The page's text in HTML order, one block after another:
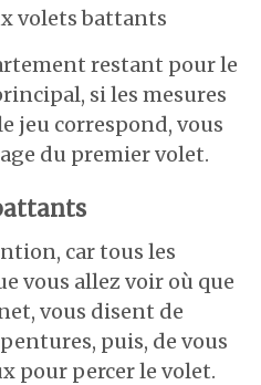
volets battants
restant pour le
si les mesures
jeu correspond, vous
du premier volet.
car tous les
vous allez voir où que
vous disent de
puis, de vous
pour percer le volet.